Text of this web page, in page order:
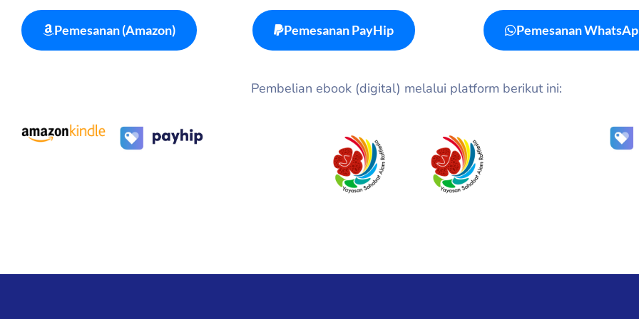
Pemesanan (Amazon) Pemesanan PayHip Pemesanan
Pembelian ebook (digital) melalui platform berikut ini: